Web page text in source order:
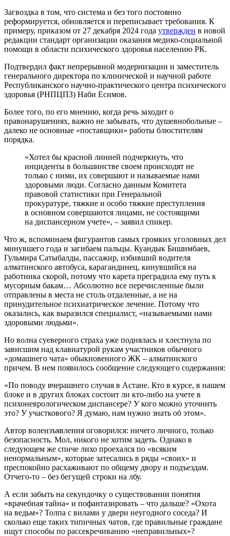
Загвоздка в том, что система и без того постоянно
реформируется, обновляется и переписывает требования. К
примеру, приказом от 27 декабря 2024 года утвержден в новой
редакции стандарт организации оказания медико-социальной
помощи в области психического здоровья населению РК.
Подтвердил факт непрерывной модернизации и заместитель
генерального директора по клинической и научной работе
Республиканского научно-практического центра психического
здоровья (РНПЦПЗ) Наби Есимов.
Более того, по его мнению, когда речь заходит о
правонарушениях, важно не забывать, что душевнобольные –
далеко не основные «поставщики» работы блюстителям
порядка.
«Хотел бы красной линией подчеркнуть, что
инциденты в большинстве своем происходят не
только с ними, их совершают и называемые нами
здоровыми люди. Согласно данным Комитета
правовой статистики при Генеральной
прокуратуре, тяжкие и особо тяжкие преступления
в основном совершаются лицами, не состоящими
на диспансерном учете», – заявил спикер.
Что ж, вспоминаем фигурантов самых громких уголовных дел
минувшего года и загибаем пальцы. Куандык Бишимбаев,
Гульмира Сатыбалды, пассажир, избивший водителя
алматинского автобуса, карагандинец, кинувшийся на
работника скорой, потому что карета преградила ему путь к
мусорным бакам… Абсолютно все перечисленные были
отправлены в места не столь отдаленные, а не на
принудительное психиатрическое лечение. Потому что
оказались, как выразился специалист, «называемыми нами
здоровыми людьми».
Но волна суеверного страха уже поднялась и хлестнула по
зависшим над клавиатурой рукам участников обычного
«домашнего чата» обыкновенного ЖК – алматинского
причем. В нем появилось сообщение следующего содержания:
«По поводу вчерашнего случая в Астане. Кто в курсе, в нашем
блоке и в других блоках состоит ли кто-либо на учете в
психоневрологическом диспансере? У кого можно уточнить
это? У участкового? Я думаю, нам нужно знать об этом».
Автор волеизъявления оговорился: ничего личного, только
безопасность. Мол, никого не хотим задеть. Однако в
следующем же спиче лихо проехался по «всяким
ненормальным», которые затесались в ряды «своих» и
преспокойно расхаживают по общему двору и подъездам.
Отчего-то – без бегущей строки на лбу.
А если забыть на секундочку о существовании понятия
«врачебная тайна» и пофантазировать – что дальше? «Охота
на ведьм»? Толпа с вилами у двери неугодного соседа? И
сколько еще таких типичных чатов, где правильные граждане
ищут способы по рассекречиванию «неправильных»?